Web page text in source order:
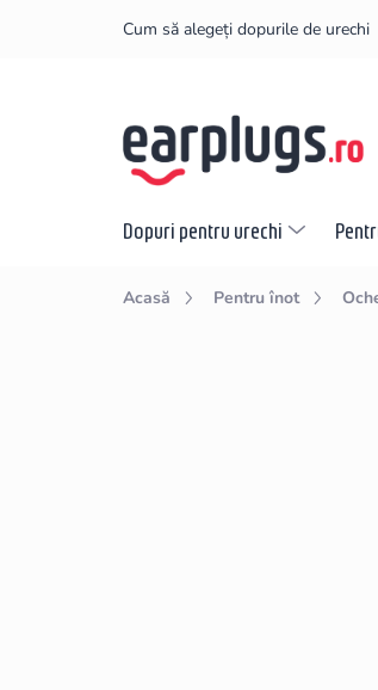
Cum să alegeți dopurile de urechi
Dopuri pentru urechi
Acasă Pentru înot